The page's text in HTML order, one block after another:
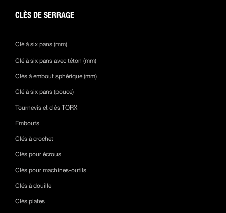
CLÈS DE SERRAGE
Clé à six pans (mm)
Clé à six pans avec téton (mm)
Clés à embout sphérique (mm)
Clé à six pans (pouce)
Tournevis et clés TORX
Embouts
Clés à crochet
Clés pour écrous
Clés pour machines-outils
Clés à douille
Clés plates